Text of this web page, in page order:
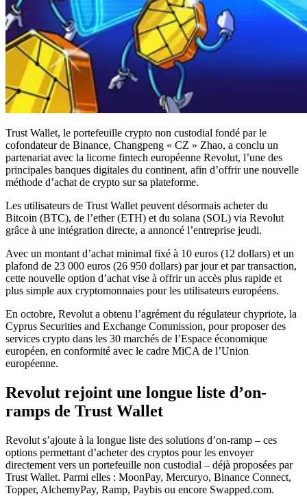
Trust Wallet, le portefeuille crypto non custodial fondé par le
cofondateur de Binance, Changpeng « CZ » Zhao, a conclu un
partenariat avec la licorne fintech européenne Revolut, l’une des
principales banques digitales du continent, afin d’offrir une nouvelle
méthode d’achat de crypto sur sa plateforme.
Les utilisateurs de Trust Wallet peuvent désormais acheter du
Bitcoin (BTC), de l’ether (ETH) et du solana (SOL) via Revolut
grâce à une intégration directe, a annoncé l’entreprise jeudi.
Avec un montant d’achat minimal fixé à 10 euros (12 dollars) et un
plafond de 23 000 euros (26 950 dollars) par jour et par transaction,
cette nouvelle option d’achat vise à offrir un accès plus rapide et
plus simple aux cryptomonnaies pour les utilisateurs européens.
En octobre, Revolut a obtenu l’agrément du régulateur chypriote, la
Cyprus Securities and Exchange Commission, pour proposer des
services crypto dans les 30 marchés de l’Espace économique
européen, en conformité avec le cadre MiCA de l’Union
européenne.
Revolut rejoint une longue liste d’on-
ramps de Trust Wallet
Revolut s’ajoute à la longue liste des solutions d’on-ramp – ces
options permettant d’acheter des cryptos pour les envoyer
directement vers un portefeuille non custodial – déjà proposées par
Trust Wallet. Parmi elles : MoonPay, Mercuryo, Binance Connect,
Topper, AlchemyPay, Ramp, Paybis ou encore Swapped.com.